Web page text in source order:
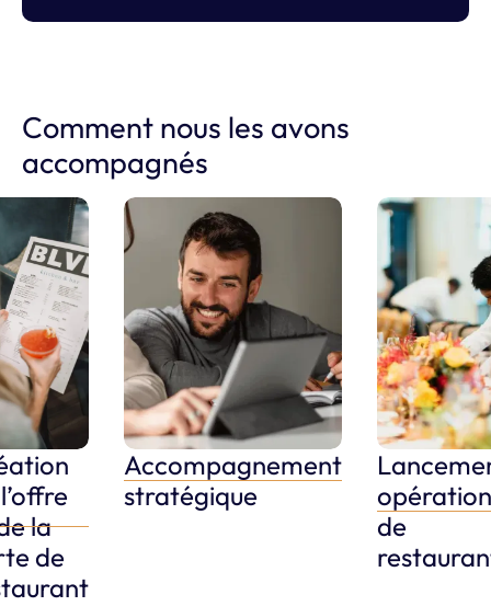
Comment nous les avons
accompagnés
mon
la
de
Optimiser mon restaurant
Accompagnement
stratégique
Créer mon
de